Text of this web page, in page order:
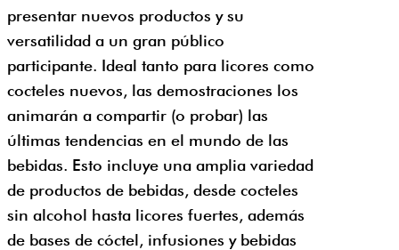
presentar nuevos productos y su
versatilidad a un gran público
participante. Ideal tanto para licores como
cocteles nuevos, las demostraciones los
animarán a compartir (o probar) las
últimas tendencias en el mundo de las
bebidas. Esto incluye una amplia variedad
de productos de bebidas, desde cocteles
sin alcohol hasta licores fuertes, además
de bases de cóctel, infusiones y bebidas